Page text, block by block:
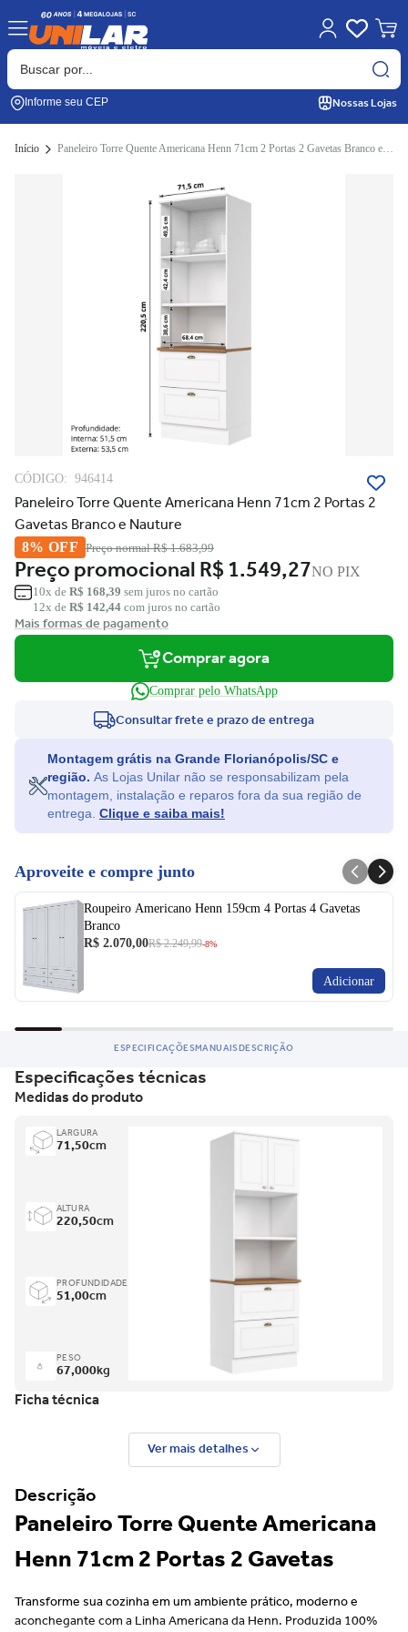
Informe seu CEP Nossas Lojas
Início Paneleiro Torre Quente Americana Henn 71cm 2 Portas 2 Gavetas Branco e Nauture
CÓDIGO: 946414
Paneleiro Torre Quente Americana Henn 71cm 2 Portas 2
Gavetas Branco e Nauture
8% OFF Preço normalR$ 1.683,99
Preço promocionalR$ 1.549,27NO PIX
10x de R$ 168,39 sem juros no cartão
12x de R$ 142,44 com juros no cartão
Mais formas de pagamento
Comprar agora
Comprar pelo WhatsApp
Consultar frete e prazo de entrega
Montagem grátis na Grande Florianópolis/SC e
região.
montagem, instalação e reparos fora da sua região de
entrega. Clique e saiba mais!
Aproveite e compre junto
Roupeiro Americano Henn 159cm 4 Portas 4 Gavetas
Branco
R$ 2.070,00R$ 2.249,99-8%
Adicionar
ESPECIFICAÇÕESMANUAISDESCRIÇÃO
Especificações técnicas
Medidas do produto
LARGURA
71,50cm
ALTURA
220,50cm
PROFUNDIDADE
51,00cm
PESO
67,000kg
Ficha técnica
Ver mais detalhes
Descrição
Paneleiro Torre Quente Americana
Henn 71cm 2 Portas 2 Gavetas
Transforme sua cozinha em um ambiente prático, moderno e
aconchegante com a Linha Americana da Henn. Produzida 100%